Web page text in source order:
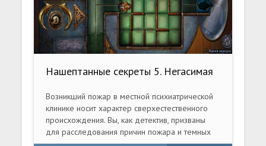
Нашептанные секреты 5. Негасимая
(2016) PC
Возникший пожар в местной психиатрической
клинике носит характер сверхестественного
происхождения. Вы, как детектив, призваны
для расследования причин пожара и темных
делишек, творившихся в лечебнице.